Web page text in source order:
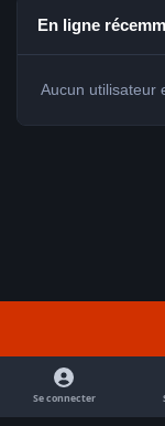
En ligne
Aucun utilisateur
Se connecter